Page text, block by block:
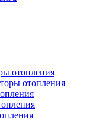
отопления
отопления